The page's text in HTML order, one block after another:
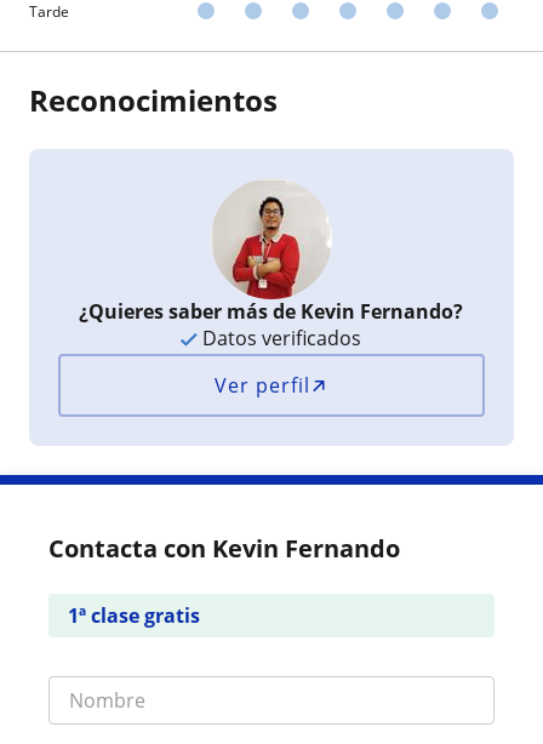
Tarde
Reconocimientos
¿Quieres saber más de Kevin Fernando?
Datos verificados
Ver perfil
Contacta con Kevin Fernando
1ª clase gratis